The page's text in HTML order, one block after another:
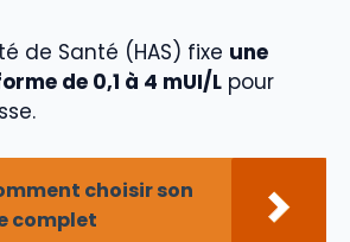
de Santé (HAS) fixe une
de 0,1 à 4 mUI/L pour
choisir son
complet